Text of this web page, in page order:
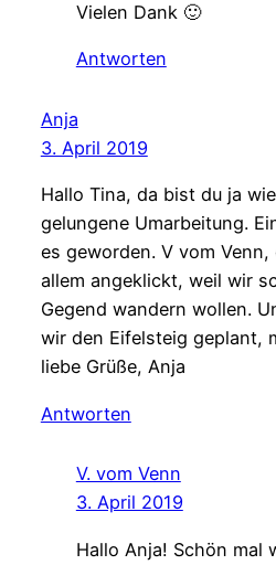
Vielen Dank 🙂
Antworten
Anja
3. April 2019
Hallo Tina, da bist du ja
gelungene Umarbeitung.
es geworden. V vom
allem angeklickt, weil wir
Gegend wandern wollen.
wir den Eifelsteig geplant,
liebe Grüße, Anja
Antworten
V. vom Venn
3. April 2019
Hallo Anja! Schön mal